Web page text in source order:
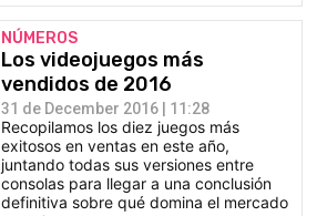
NÚMEROS
Los videojuegos más
vendidos de 2016
31 de December 2016 | 11:28
Recopilamos los diez juegos más
exitosos en ventas en este año,
juntando todas sus versiones entre
consolas para llegar a una conclusión
definitiva sobre qué domina el mercado